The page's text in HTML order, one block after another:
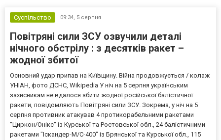
Суспільство 09:34, 5 серпня
Повітряні сили ЗСУ озвучили деталі
нічного обстрілу : з десятків ракет –
жодної збитої
Основний удар припав на Київщину. Війна продовжується / колаж
УНІАН, фото ДСНС, Wikipedia У ніч на 5 серпня українським
захисникам не вдалося збити жодної російської балістичної
ракети, повідомляють Повітряні сили ЗСУ. Зокрема, у ніч на 5
серпня противник атакував 4 протикорабельними ракетами
"Циркон/Онікс" із Курської та Ростовської обл., 24 балістичними
ракетами "Іскандер-М/С-400" із Брянської та Курської обл., 115